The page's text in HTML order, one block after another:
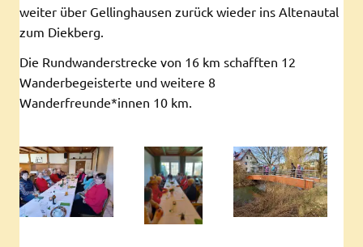
weiter über Gellinghausen zurück wieder ins Altenautal
zum Diekberg.
Die Rundwanderstrecke von 16 km schafften 12
Wanderbegeisterte und weitere 8
Wanderfreunde*innen 10 km.